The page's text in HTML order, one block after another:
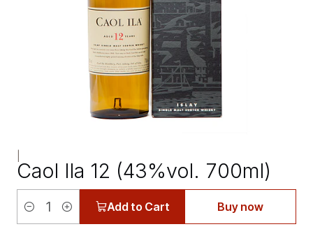
Caol Ila 12 (43%vol. 700ml)
Quantity
Add to Cart Buy now